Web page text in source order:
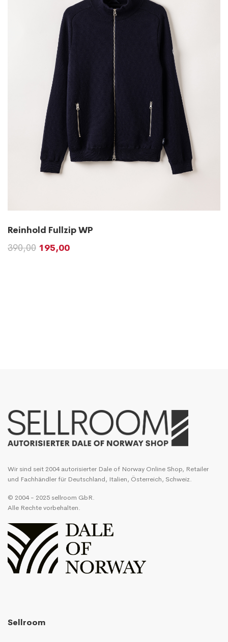
Reinhold Fullzip WP
390,00 195,00
Wir sind seit 2004 autorisierter Dale of Norway Online Shop, Retailer
und Fachhändler für Deutschland, Italien, Österreich, Schweiz.
© 2004 - 2025 sellroom GbR.
Alle Rechte vorbehalten.
Sellroom